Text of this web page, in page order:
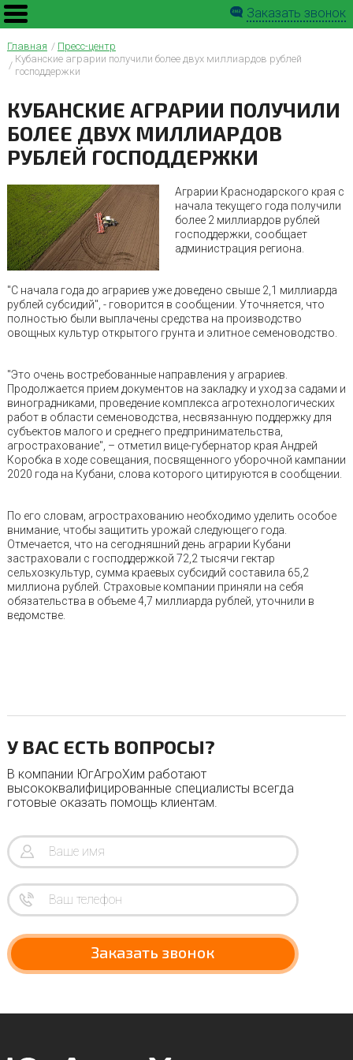
Заказать звонок
Главная
Пресс-центр
Кубанские аграрии получили более двух миллиардов рублей
господдержки
КУБАНСКИЕ АГРАРИИ ПОЛУЧИЛИ
БОЛЕЕ ДВУХ МИЛЛИАРДОВ
РУБЛЕЙ ГОСПОДДЕРЖКИ
Аграрии Краснодарского края с
начала текущего года получили
более 2 миллиардов рублей
господдержки, сообщает
администрация региона.
"С начала года до аграриев уже доведено свыше 2,1 миллиарда
рублей субсидий", - говорится в сообщении. Уточняется, что
полностью были выплачены средства на производство
овощных культур открытого грунта и элитное семеноводство.
"Это очень востребованные направления у аграриев.
Продолжается прием документов на закладку и уход за садами и
виноградниками, проведение комплекса агротехнологических
работ в области семеноводства, несвязанную поддержку для
субъектов малого и среднего предпринимательства,
агрострахование", – отметил вице-губернатор края Андрей
Коробка в ходе совещания, посвященного уборочной кампании
2020 года на Кубани, слова которого цитируются в сообщении.
По его словам, агрострахованию необходимо уделить особое
внимание, чтобы защитить урожай следующего года.
Отмечается, что на сегодняшний день аграрии Кубани
застраховали с господдержкой 72,2 тысячи гектар
сельхозкультур, сумма краевых субсидий составила 65,2
миллиона рублей. Страховые компании приняли на себя
обязательства в объеме 4,7 миллиарда рублей, уточнили в
ведомстве.
У ВАС ЕСТЬ ВОПРОСЫ?
В компании ЮгАгроХим работают
высококвалифицированные специалисты всегда
готовые оказать помощь клиентам.
Заказать звонок